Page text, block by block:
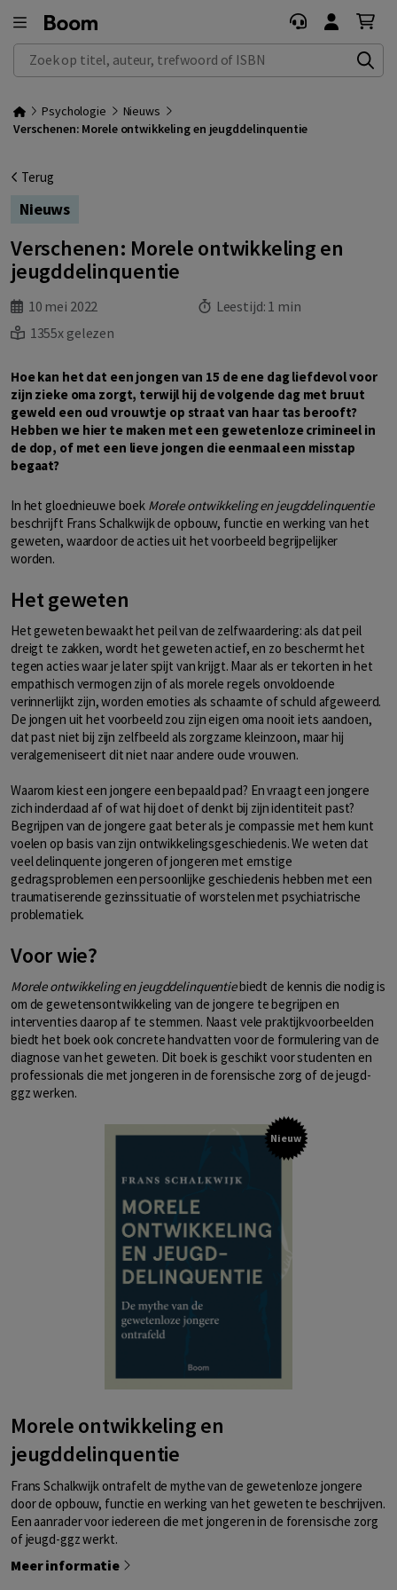
Zoek op titel, auteur, trefwoord of ISBN
Psychologie
Nieuws
Verschenen: Morele ontwikkeling en jeugddelinquentie
Terug
Nieuws
Verschenen: Morele ontwikkeling en
jeugddelinquentie
10 mei 2022 Leestijd: 1 min
1355x gelezen
Hoe kan het dat een jongen van 15 de ene dag liefdevol voor
zijn zieke oma zorgt, terwijl hij de volgende dag met bruut
geweld een oud vrouwtje op straat van haar tas berooft?
Hebben we hier te maken met een gewetenloze crimineel in
de dop, of met een lieve jongen die eenmaal een misstap
begaat?
In het gloednieuwe boek Morele ontwikkeling en jeugddelinquentie
beschrijft Frans Schalkwijk de opbouw, functie en werking van het
geweten, waardoor de acties uit het voorbeeld begrijpelijker
worden.
Het geweten
Het geweten bewaakt het peil van de zelfwaardering: als dat peil
dreigt te zakken, wordt het geweten actief, en zo beschermt het
tegen acties waar je later spijt van krijgt. Maar als er tekorten in het
empathisch vermogen zijn of als morele regels onvoldoende
verinnerlijkt zijn, worden emoties als schaamte of schuld afgeweerd.
De jongen uit het voorbeeld zou zijn eigen oma nooit iets aandoen,
dat past niet bij zijn zelfbeeld als zorgzame kleinzoon, maar hij
veralgemeniseert dit niet naar andere oude vrouwen.
Waarom kiest een jongere een bepaald pad? En vraagt een jongere
zich inderdaad af of wat hij doet of denkt bij zijn identiteit past?
Begrijpen van de jongere gaat beter als je compassie met hem kunt
voelen op basis van zijn ontwikkelingsgeschiedenis. We weten dat
veel delinquente jongeren of jongeren met ernstige
gedragsproblemen een persoonlijke geschiedenis hebben met een
traumatiserende gezinssituatie of worstelen met psychiatrische
problematiek.
Voor wie?
Morele ontwikkeling en jeugddelinquentiebiedt de kennis die nodig is
om de gewetensontwikkeling van de jongere te begrijpen en
interventies daarop af te stemmen. Naast vele praktijkvoorbeelden
biedt het boek ook concrete handvatten voor de formulering van de
diagnose van het geweten. Dit boek is geschikt voor studenten en
professionals die met jongeren in de forensische zorg of de jeugd-
ggz werken.
Nieuw
Morele ontwikkeling en
jeugddelinquentie
Frans Schalkwijk ontrafelt de mythe van de gewetenloze jongere
door de opbouw, functie en werking van het geweten te beschrijven.
Een aanrader voor iedereen die met jongeren in de forensische zorg
of jeugd-ggz werkt.
Meer informatie